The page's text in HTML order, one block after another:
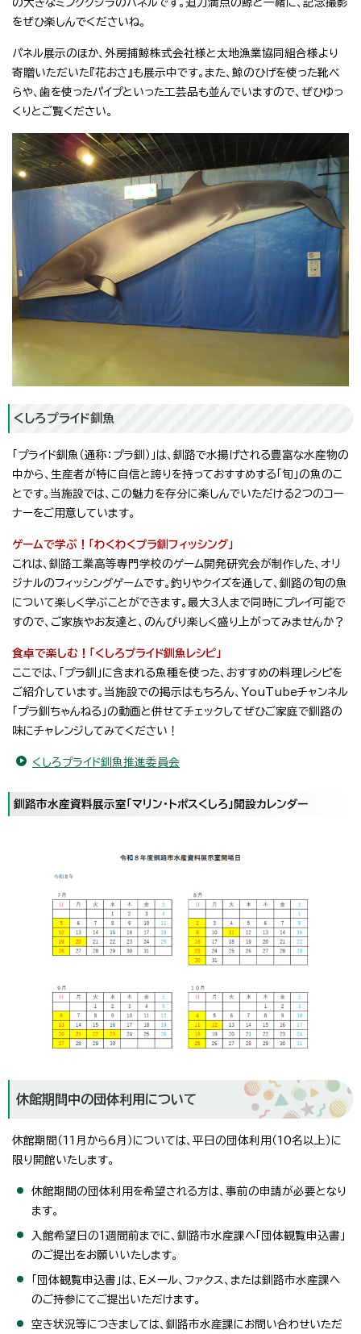
の大きなミンククジラのパネルです。迫力満点の鯨と一緒に、記念撮影
をぜひ楽しんでくださいね。
パネル展示のほか、外房捕鯨株式会社様と太地漁業協同組合様より
寄贈いただいた『花おさ』も展示中です。また、鯨のひげを使った靴べ
らや、歯を使ったパイプといった工芸品も並んでいますので、ぜひゆっ
くりとご覧ください。
くしろプライド釧魚
「プライド釧魚（通称：プラ釧）」は、釧路で水揚げされる豊富な水産物の
中から、生産者が特に自信と誇りを持っておすすめする「旬」の魚のこ
とです。当施設では、この魅力を存分に楽しんでいただける2つのコー
ナーをご用意しています。
ゲームで学ぶ！「わくわくプラ釧フィッシング」
これは、釧路工業高等専門学校のゲーム開発研究会が制作した、オリ
ジナルのフィッシングゲームです。釣りやクイズを通して、釧路の旬の魚
について楽しく学ぶことができます。最大3人まで同時にプレイ可能で
すので、ご家族やお友達と、のんびり楽しく盛り上がってみませんか？
食卓で楽しむ！「くしろプライド釧魚レシピ」
ここでは、「プラ釧」に含まれる魚種を使った、おすすめの料理レシピを
ご紹介しています。当施設での掲示はもちろん、YouTubeチャンネル
「プラ釧ちゃんねる」の動画と併せてチェックしてぜひご家庭で釧路の
味にチャレンジしてみてください！
くしろプライド釧魚推進委員会
釧路市水産資料展示室「マリン・トポスくしろ」開設カレンダー
休館期間中の団体利用について
休館期間（11月から6月）については、平日の団体利用（10名以上）に
限り開館いたします。
休館期間の団体利用を希望される方は、事前の申請が必要となり
ます。
入館希望日の1週間前までに、釧路市水産課へ「団体観覧申込書」
のご提出をお願いいたします。
「団体観覧申込書」は、Eメール、ファクス、または釧路市水産課へ
のご持参にてご提出いただけます。
空き状況等につきましては、釧路市水産課にお問い合わせいただ